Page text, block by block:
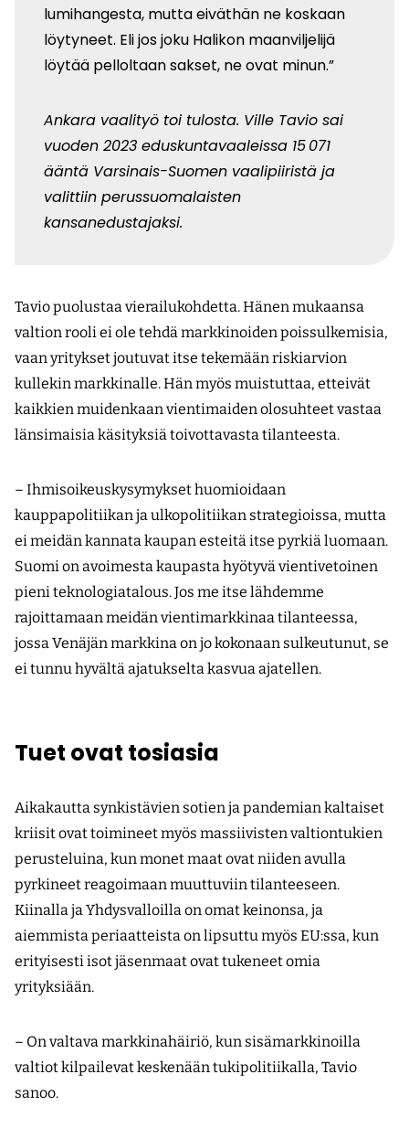
lumihangesta, mutta eiväthän ne koskaan
löytyneet. Eli jos joku Halikon maanviljelijä
löytää pelloltaan sakset, ne ovat minun.”
Ankara vaalityö toi tulosta. Ville Tavio sai
vuoden 2023 eduskuntavaaleissa 15 071
ääntä Varsinais-Suomen vaalipiiristä ja
valittiin perussuomalaisten
kansanedustajaksi.
Tavio puolustaa vierailukohdetta. Hänen mukaansa
valtion rooli ei ole tehdä markkinoiden poissulkemisia,
vaan yritykset joutuvat itse tekemään riskiarvion
kullekin markkinalle. Hän myös muistuttaa, etteivät
kaikkien muidenkaan vientimaiden olosuhteet vastaa
länsimaisia käsityksiä toivottavasta tilanteesta.
– Ihmisoikeuskysymykset huomioidaan
kauppapolitiikan ja ulkopolitiikan strategioissa, mutta
ei meidän kannata kaupan esteitä itse pyrkiä luomaan.
Suomi on avoimesta kaupasta hyötyvä vientivetoinen
pieni teknologiatalous. Jos me itse lähdemme
rajoittamaan meidän vientimarkkinaa tilanteessa,
jossa Venäjän markkina on jo kokonaan sulkeutunut, se
ei tunnu hyvältä ajatukselta kasvua ajatellen.
Tuet ovat tosiasia
Aikakautta synkistävien sotien ja pandemian kaltaiset
kriisit ovat toimineet myös massiivisten valtiontukien
perusteluina, kun monet maat ovat niiden avulla
pyrkineet reagoimaan muuttuviin tilanteeseen.
Kiinalla ja Yhdysvalloilla on omat keinonsa, ja
aiemmista periaatteista on lipsuttu myös EU:ssa, kun
erityisesti isot jäsenmaat ovat tukeneet omia
yrityksiään.
– On valtava markkinahäiriö, kun sisämarkkinoilla
valtiot kilpailevat keskenään tukipolitiikalla, Tavio
sanoo.